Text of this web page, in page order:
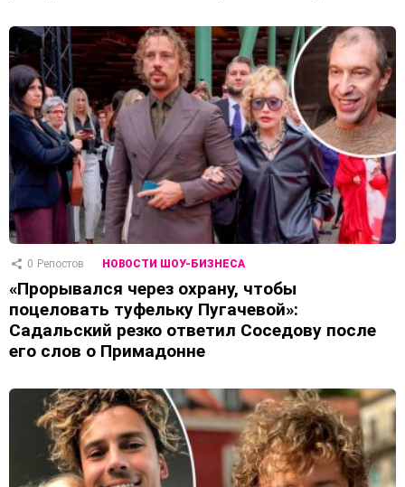
0 Репостов НОВОСТИ ШОУ-БИЗНЕСА
«Прорывался через охрану, чтобы
поцеловать туфельку Пугачевой»:
Садальский резко ответил Соседову после
его слов о Примадонне